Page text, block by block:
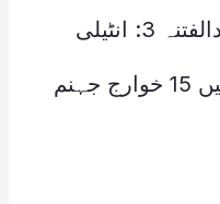
بلوچستان میں آپریشن ردالفتنہ 3: انٹیلی
جنس بیسڈ کارروائیوں میں 15 خوارج جہنم